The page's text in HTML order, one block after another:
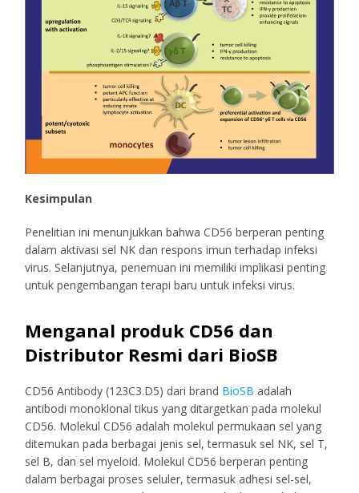
Kesimpulan
Penelitian ini menunjukkan bahwa CD56 berperan penting
dalam aktivasi sel NK dan respons imun terhadap infeksi
virus. Selanjutnya, penemuan ini memiliki implikasi penting
untuk pengembangan terapi baru untuk infeksi virus.
Menganal produk CD56 dan
Distributor Resmi dari BioSB
CD56 Antibody (123C3.D5) dari brand BioSB adalah
antibodi monoklonal tikus yang ditargetkan pada molekul
CD56. Molekul CD56 adalah molekul permukaan sel yang
ditemukan pada berbagai jenis sel, termasuk sel NK, sel T,
sel B, dan sel myeloid. Molekul CD56 berperan penting
dalam berbagai proses seluler, termasuk adhesi sel-sel,